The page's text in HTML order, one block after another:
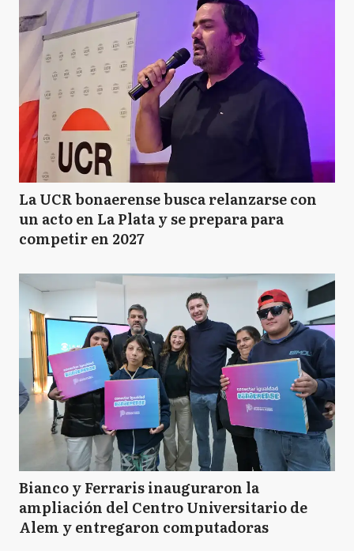
La UCR bonaerense busca relanzarse con
un acto en La Plata y se prepara para
competir en 2027
Bianco y Ferraris inauguraron la
ampliación del Centro Universitario de
Alem y entregaron computadoras